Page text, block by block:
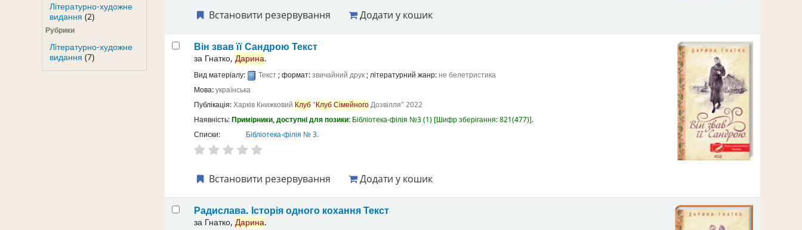
Літературно-художне
видання (2)
Рубрики
Літературно-художне
видання (7)
Встановити резервування Додати у кошик
Він звав її Сандрою Текст
за Гнатко, Дарина.
Вид матеріалу: Текст; формат:звичайний друк; літературний жанр:не белетристика
Мова:українська
Публікація:Харків Книжковий Клуб"КлубСімейногоДозвілля" 2022
Наявність:Примірники, доступні для позики: Бібліотека-філія №3(1) Шифр зберігання:821(477) .
Списки:
Бібліотека-філія № 3.
Встановити резервування Додати у кошик
Радислава. Історія одного коханняТекст
за Гнатко, Дарина.